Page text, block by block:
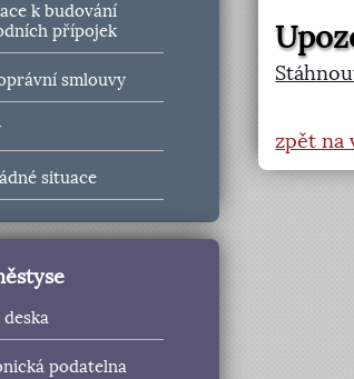
k budování
přípojek
smlouvy
situace
podatelna
zpět na